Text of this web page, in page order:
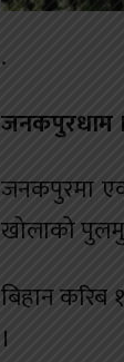
.
जनकपुरधाम ।
जनकपुरमा
खोलाको
बिहान
।